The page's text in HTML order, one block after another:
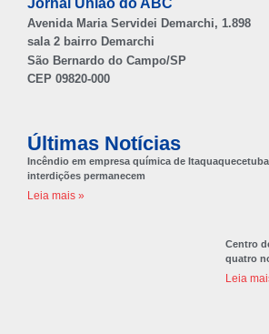
Avenida Maria Servidei Demarchi, 1.898
sala 2 bairro Demarchi
São Bernardo do Campo/SP
CEP 09820-000
Últimas Notícias
Incêndio em empresa química de
interdições permanecem
Leia mais »
Centro
quatro
Leia